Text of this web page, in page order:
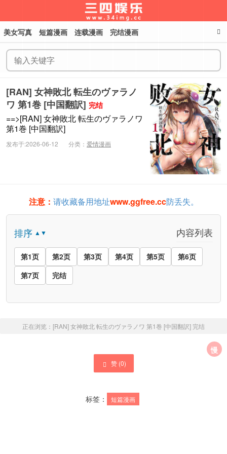
美女写真 短篇漫画 连载漫画 完结漫画
[RAN] 女神敗北 転生のヴァラノ
ワ 第1巻 [中国翻訳] 完结
==>[RAN] 女神敗北 転生のヴァラノワ
第1巻 [中国翻訳]
发布于:2026-06-12 分类： 爱情漫画
注意： 请收藏备用地址www.ggfree.cc防丢失。
排序 ▲▼ 内容列表
第1页 第2页 第3页 第4页 第5页
第6页
第7页
完结
正在浏览： [RAN] 女神敗北 転生のヴァラノワ 第1巻 [中国翻訳] 完结
赞 (0)
标签： 短篇漫画
慢